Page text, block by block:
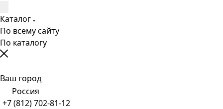
Каталог
По всему сайту
По каталогу
Ваш город
Россия
+7 (812) 702-81-12